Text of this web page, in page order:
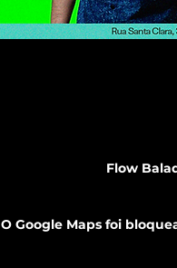
Flow
O Google Maps foi